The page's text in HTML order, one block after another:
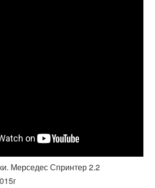
Мерседес Спринтер 2.2